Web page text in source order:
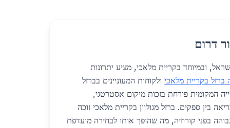
דרום
בישראל, ובמיוחד בקריית מלאכי, מציע יתרונות
ברזל בקריית מלאכי ולקוחות המעוניינים בברזל
המקומית פורחת בזכות מיקום אסטרטגי,
בין ספקים. ברזל מגולוון בקריית מלאכי זוכה
בפני קורוזיה, מה שהופך אותו לבחירה מועדפת